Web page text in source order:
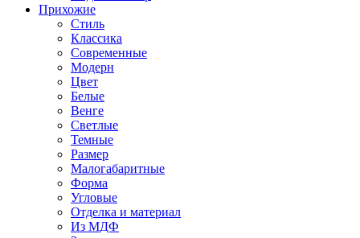
Прихожие
Стиль
Классика
Современные
Модерн
Цвет
Белые
Венге
Светлые
Темные
Размер
Малогабаритные
Форма
Угловые
Отделка и материал
Из МДФ